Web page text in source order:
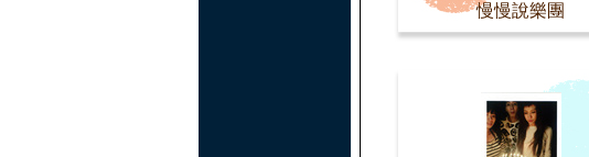
慢慢說樂團